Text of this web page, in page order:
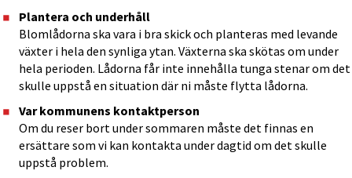
Plantera och underhåll
Blomlådorna ska vara i bra skick och planteras med levande
växter i hela den synliga ytan. Växterna ska skötas om under
hela perioden. Lådorna får inte innehålla tunga stenar om det
skulle uppstå en situation där ni måste flytta lådorna.
Var kommunens kontaktperson
Om du reser bort under sommaren måste det finnas en
ersättare som vi kan kontakta under dagtid om det skulle
uppstå problem.